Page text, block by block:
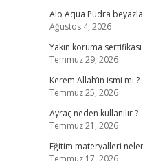
Alo Aqua Pudra
Ağustos 4, 2026
Yakın koruma
Temmuz 29, 2026
Kerem Allah’ın ismi mi ?
Temmuz 25, 2026
Ayraç neden kullanılır ?
Temmuz 21, 2026
Eğitim materyalleri
Temmuz 17, 2026